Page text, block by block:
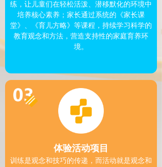
练，让儿童们在轻松活泼、潜移默化的环境中
培养核心素养；家长通过系统的《家长课
堂》、《育儿方略》等课程，持续学习科学的
教育观念和方法，营造支持性的家庭育养环
境。
体验活动项目
训练是观念和技巧的传递，而活动就是观念和